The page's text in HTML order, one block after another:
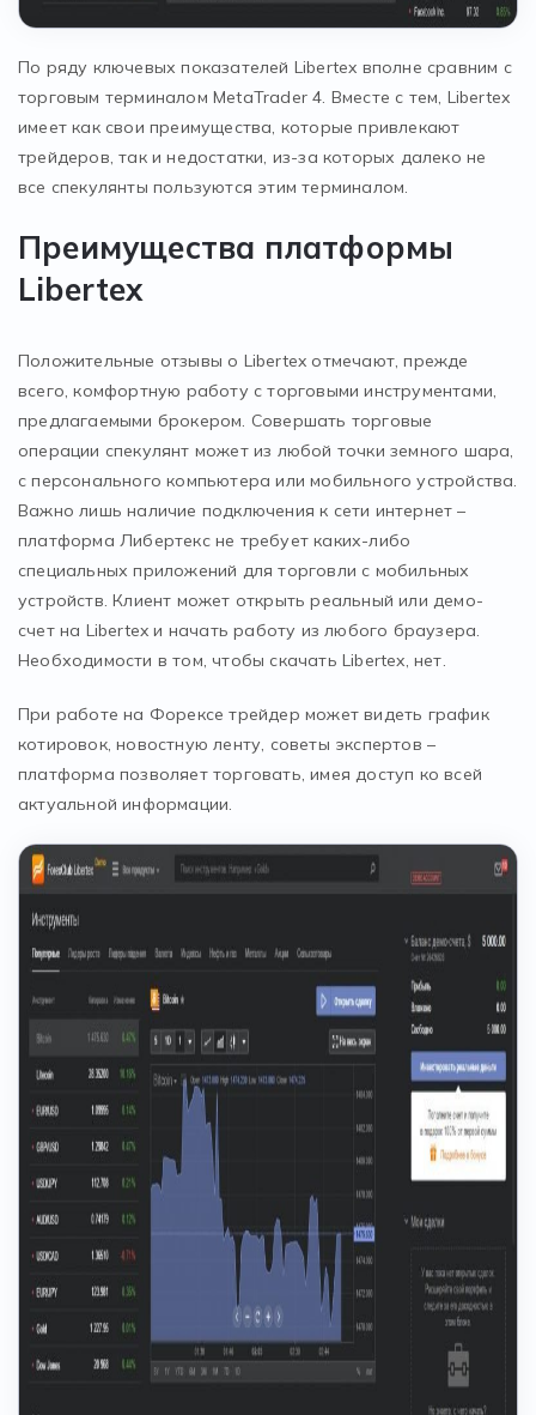
По ряду ключевых показателей Libertex вполне сравним с
торговым терминалом MetaTrader 4. Вместе с тем, Libertex
имеет как свои преимущества, которые привлекают
трейдеров, так и недостатки, из-за которых далеко не
все спекулянты пользуются этим терминалом.
Преимущества платформы
Libertex
Положительные отзывы о Libertex отмечают, прежде
всего, комфортную работу с торговыми инструментами,
предлагаемыми брокером. Совершать торговые
операции спекулянт может из любой точки земного шара,
с персонального компьютера или мобильного устройства.
Важно лишь наличие подключения к сети интернет –
платформа Либертекс не требует каких-либо
специальных приложений для торговли с мобильных
устройств. Клиент может открыть реальный или демо-
счет на Libertex и начать работу из любого браузера.
Необходимости в том, чтобы скачать Libertex, нет.
При работе на Форексе трейдер может видеть график
котировок, новостную ленту, советы экспертов –
платформа позволяет торговать, имея доступ ко всей
актуальной информации.